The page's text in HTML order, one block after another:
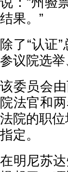
结果。”
除了“认证
参议院选
该委员会
院法官和
法院的职
指定。
在明尼苏